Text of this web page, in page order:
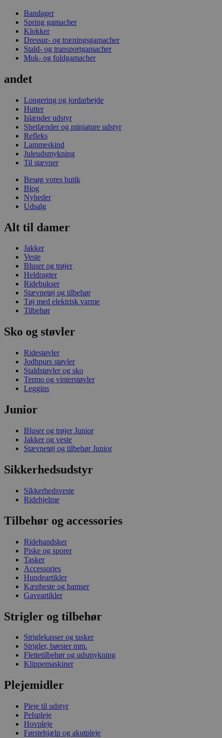
Bandager
Spring gamacher
Klokker
Dressur- og træningsgamacher
Stald- og transportgamacher
Muk- og foldgamacher
andet
Longering og jordarbejde
Hutter
Islænder udstyr
Shetlænder og miniature udstyr
Refleks
Lammeskind
Juleudsmykning
Til stævner
Besøg vores butik
Blog
Nyheder
Udsalg
Alt til damer
Jakker
Veste
Bluser og trøjer
Heldragter
Ridebukser
Stævnetøj og tilbehør
Tøj med elektrisk varme
Tilbehør
Sko og støvler
Ridestøvler
Jodhpurs støvler
Staldstøvler og sko
Termo og vinterstøvler
Leggins
Junior
Bluser og trøjer Junior
Jakker og veste
Stævnetøj og tilbehør Junior
Sikkerhedsudstyr
Sikkerhedsveste
Ridehjelme
Tilbehør og accessories
Ridehandsker
Piske og sporer
Tasker
Accessories
Hundeartikler
Kæpheste og bamser
Gaveartikler
Strigler og tilbehør
Striglekasser og tasker
Strigler, børster mm.
Flettetilbehør og udsmykning
Klippemaskiner
Plejemidler
Pleje til udstyr
Pelspleje
Hovpleje
Førstehjælp og akutpleje